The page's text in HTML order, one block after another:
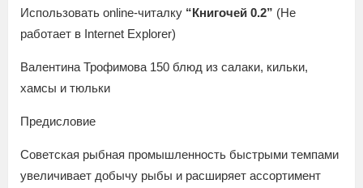
Использовать online-читалку “Книгочей 0.2” (Не
работает в Internet Explorer)
Валентина Трофимова 150 блюд из салаки, кильки,
хамсы и тюльки
Предисловие
Советская рыбная промышленность быстрыми темпами
увеличивает добычу рыбы и расширяет ассортимент